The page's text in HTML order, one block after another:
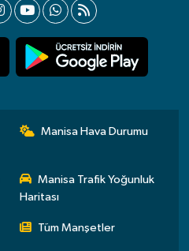
Manisa Hava Durumu
Manisa Trafik Yoğunluk
Haritası
Tüm Manşetler